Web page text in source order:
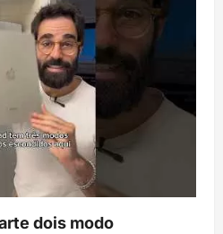
dois modo